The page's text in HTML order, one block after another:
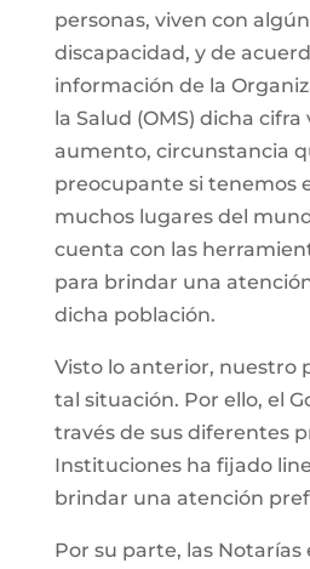
personas, viven con
discapacidad, y de
información de la
la Salud (OMS) dicha cifra
aumento, circunstancia
preocupante si tenemos
muchos lugares del
cuenta con las
para brindar una
dicha población.
Visto lo anterior, nuestro
tal situación. Por ello, el
través de sus diferentes
Instituciones ha fijado
brindar una atención
Por su parte, las Notarías